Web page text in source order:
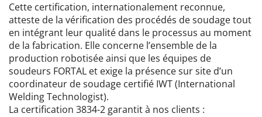
Cette certification, internationalement reconnue,
atteste de la vérification des procédés de soudage tout
en intégrant leur qualité dans le processus au moment
de la fabrication. Elle concerne l’ensemble de la
production robotisée ainsi que les équipes de
soudeurs FORTAL et exige la présence sur site d’un
coordinateur de soudage certifié IWT (International
Welding Technologist).
La certification 3834-2 garantit à nos clients :